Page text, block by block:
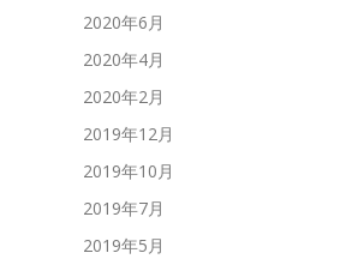
2020年6月
2020年4月
2020年2月
2019年12月
2019年10月
2019年7月
2019年5月